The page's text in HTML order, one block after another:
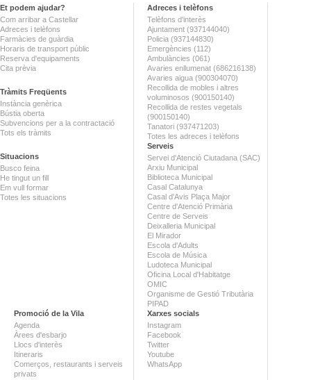
Et podem ajudar?
Com arribar a Castellar
Adreces i telèfons
Farmàcies de guàrdia
Horaris de transport públic
Reserva d'equipaments
Cita prèvia
Tràmits Freqüents
Instància genèrica
Bústia oberta
Subvencions per a la contractació
Tots els tràmits
Situacions
Busco feina
He tingut un fill
Em vull formar
Totes les situacions
Adreces i telèfons
Telèfons d'interès
Ajuntament (937144040)
Policia (937144830)
Emergències (112)
Ambulàncies (061)
Avaries enllumenat (686216138)
Avaries aigua (900304070)
Recollida de mobles i altres
voluminosos (900150140)
Recollida de restes vegetals
(900150140)
Tanatori (937471203)
Totes les adreces i telèfons
Serveis
Servei d'Atenció Ciutadana (SAC)
Arxiu Municipal
Biblioteca Municipal
Casal Catalunya
Casal d'Avis Plaça Major
Centre d'Atenció Primària
Centre de Serveis
Deixalleria Municipal
El Mirador
Escola d'Adults
Escola de Música
Ludoteca Municipal
Oficina Local d'Habitatge
OMIC
Organisme de Gestió Tributària
PIPAD
Promoció de la Vila
Agenda
Àrees d'esbarjo
Llocs d'interès
Itineraris
Comerços, restaurants i serveis
privats
Xarxes socials
Instagram
Facebook
Twitter
Youtube
WhatsApp